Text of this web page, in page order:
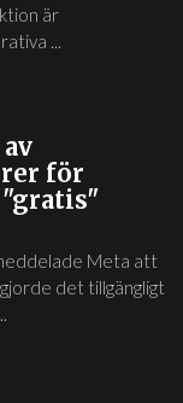
är
...
för
"gratis"
Meta att
det tillgängligt